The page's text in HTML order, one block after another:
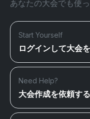
あなたの大会でも使
Start Yourself
ログインして大会
Need Help?
大会作成を依頼する